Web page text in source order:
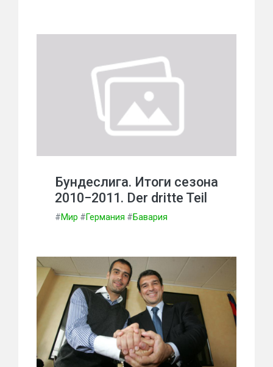
Бундеслига. Итоги сезона
2010−2011. Der dritte Teil
#Мир #Германия #Бавария